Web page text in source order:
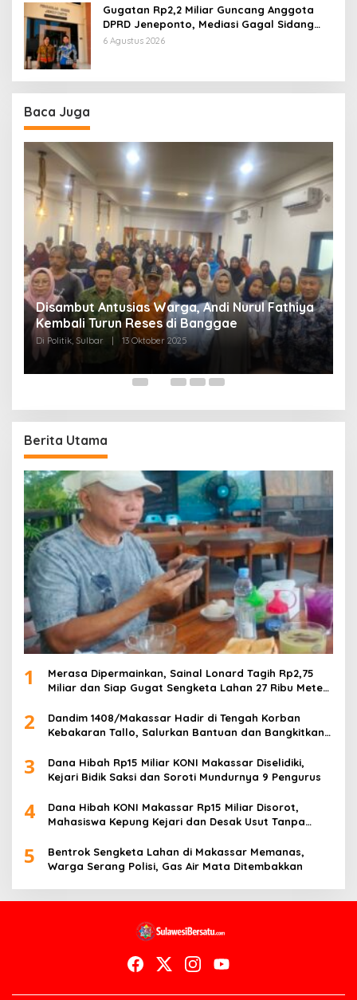
Gugatan Rp2,2 Miliar Guncang Anggota
DPRD Jeneponto, Mediasi Gagal Sidang
Masuk Pembuktian
6 Agustus 2026
Baca Juga
Disambut Antusias Warga, Andi Nurul Fathiya
Kembali Turun Reses di Banggae
Di Politik, Sulbar 13 Oktober 2025
Berita Utama
1
Merasa Dipermainkan, Sainal Lonard Tagih Rp2,75
Miliar dan Siap Gugat Sengketa Lahan 27 Ribu Meter
2
Dandim 1408/Makassar Hadir di Tengah Korban
Kebakaran Tallo, Salurkan Bantuan dan Bangkitkan
3
Dana Hibah Rp15 Miliar KONI Makassar Diselidiki,
Kejari Bidik Saksi dan Soroti Mundurnya 9 Pengurus
4
Dana Hibah KONI Makassar Rp15 Miliar Disorot,
Mahasiswa Kepung Kejari dan Desak Usut Tanpa
5
Bentrok Sengketa Lahan di Makassar Memanas,
Warga Serang Polisi, Gas Air Mata Ditembakkan